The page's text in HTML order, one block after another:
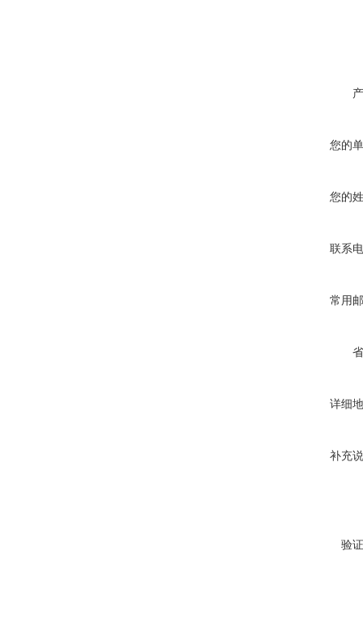
您的
您的
联系
常用
详细
补充
验